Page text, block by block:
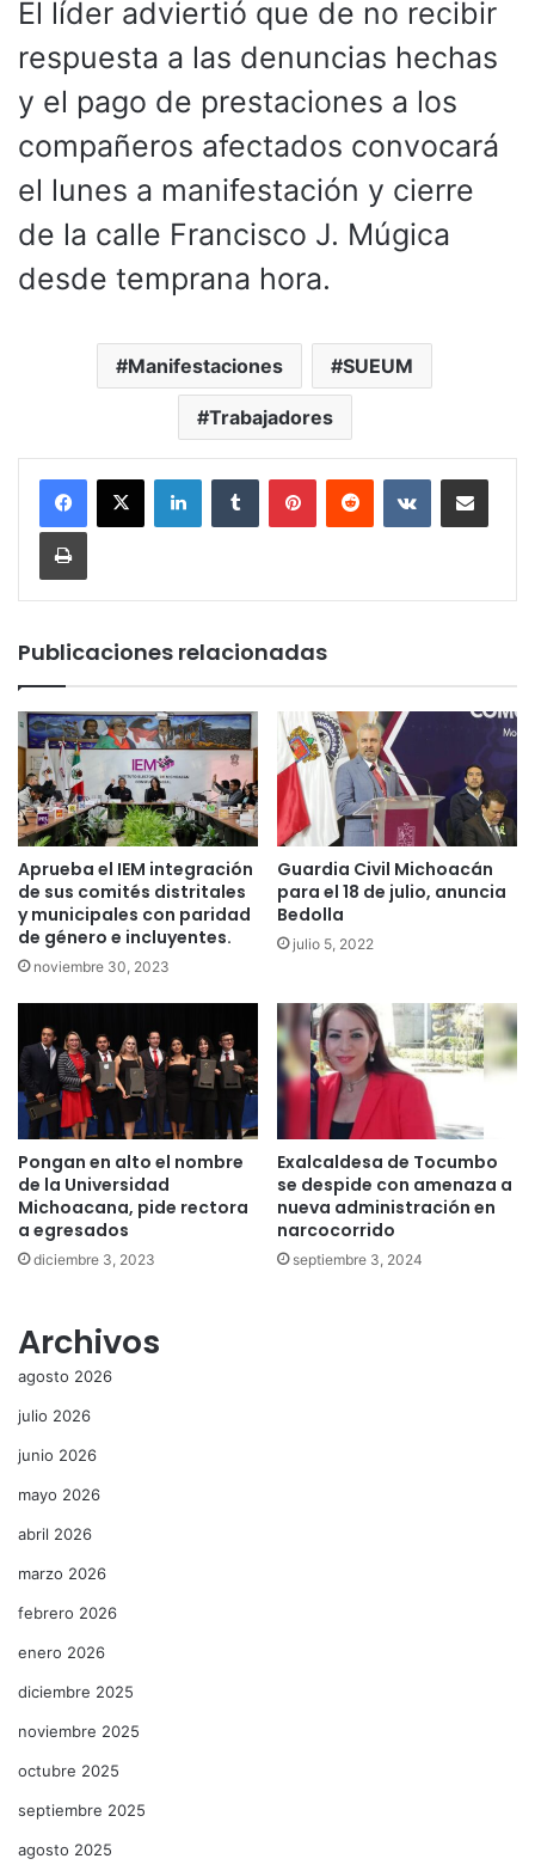
El líder adviertió que de no recibir
respuesta a las denuncias hechas
y el pago de prestaciones a los
compañeros afectados convocará
el lunes a manifestación y cierre
de la calle Francisco J. Múgica
desde temprana hora.
Manifestaciones SUEUM
Trabajadores
LinkedInTumblr PinterestReddit VKontakteCompartir por
Imprimir
Publicaciones relacionadas
Aprueba el IEM integración
de sus comités distritales
y municipales con paridad
de género e incluyentes.
noviembre 30, 2023
Guardia Civil Michoacán
para el 18 de julio, anuncia
Bedolla
julio 5, 2022
Pongan en alto el nombre
de la Universidad
Michoacana, pide rectora
a egresados
diciembre 3, 2023
Exalcaldesa de Tocumbo
se despide con amenaza a
nueva administración en
narcocorrido
septiembre 3, 2024
Archivos
agosto 2026
julio 2026
junio 2026
mayo 2026
abril 2026
marzo 2026
febrero 2026
enero 2026
diciembre 2025
noviembre 2025
octubre 2025
septiembre 2025
agosto 2025